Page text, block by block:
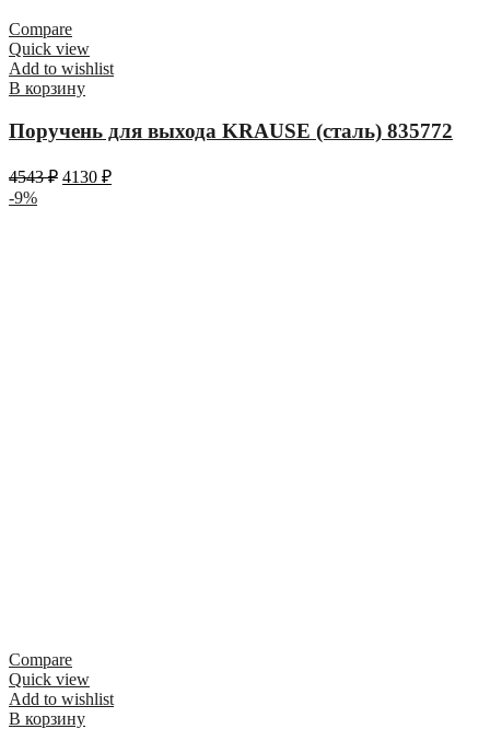
Compare
Quick view
Add to wishlist
В корзину
Поручень для выхода KRAUSE (сталь) 835772
4543₽ 4130 ₽
-9%
Compare
Quick view
Add to wishlist
В корзину